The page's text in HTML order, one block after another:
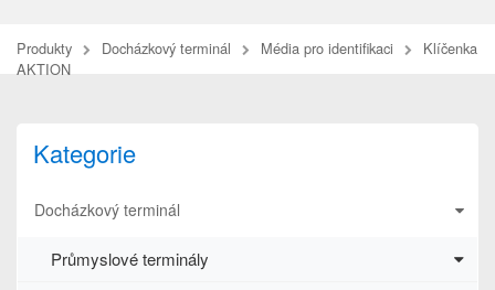
Produkty Docházkový terminál Média pro identifikaci
Klíčenka
AKTION
Kategorie
Docházkový terminál
Průmyslové terminály